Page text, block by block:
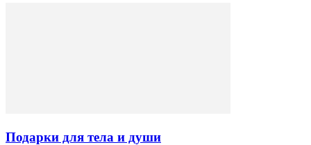
Подарки для тела и души